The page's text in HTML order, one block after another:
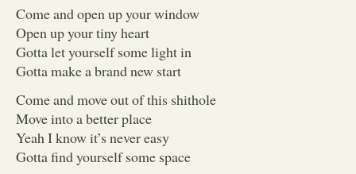
Come and open up your window
Open up your tiny heart
Gotta let yourself some light in
Gotta make a brand new start
Come and move out of this shithole
Move into a better place
Yeah I know it’s never easy
Gotta find yourself some space